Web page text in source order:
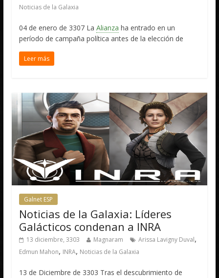
Noticias de la Galaxia
04 de enero de 3307 LaAlianza ha entrado en un
período de campaña política antes de la elección de
Leer más
Galnet ESP
Noticias de la Galaxia: Líderes
Galácticos condenan a INRA
13 diciembre, 3303 Magnaram Arissa Lavigny Duval,
Edmun Mahon, INRA, Noticias de la Galaxia
13 de Diciembre de 3303 Tras el descubrimiento de